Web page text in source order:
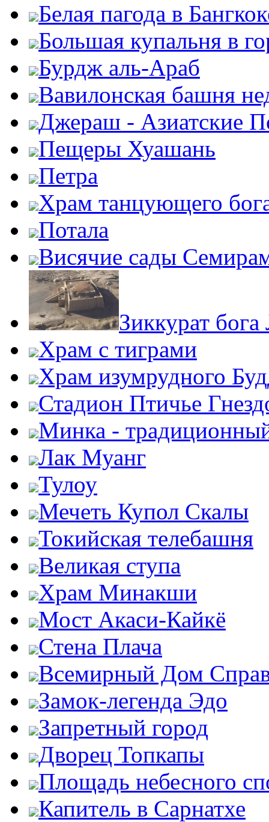
Белая пагода в
Большая купальня в
Бурдж аль-Араб
Вавилонская башня
Джераш - Азиатские
Пещеры Хуашань
Петра
Храм танцующего
Потала
Висячие сады
Зиккурат
Храм с тиграми
Храм изумрудного
Стадион Птичье
Минка -
Лак Муанг
Тулоу
Мечеть Купол Скалы
Токийская телебашня
Великая ступа
Храм Минакши
Мост Акаси-Кайкё
Стена Плача
Всемирный Дом
Замок-легенда Эдо
Запретный город
Дворец Топкапы
Площадь небесного
Капитель в Сарнатхе